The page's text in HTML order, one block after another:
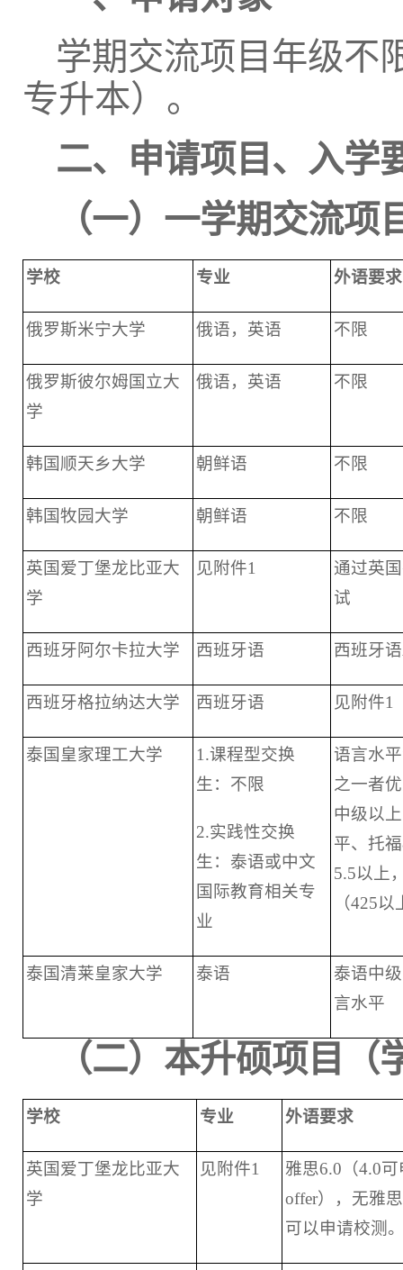
学期交流项目年级不
专升本）。
二、申请项目、入学
（一）一学期交流
学校 专业 外语要求
俄罗斯米宁大学 俄语，英语 不限
俄罗斯彼尔姆国立大
学
俄语，英语 不限
韩国顺天乡大学 朝鲜语 不限
韩国牧园大学 朝鲜语 不限
英国爱丁堡龙比亚大
学
见附件1
通过英
试
西班牙阿尔卡拉大学 西班牙语 西班牙
西班牙格拉纳达大学 西班牙语 见附件1
泰国皇家理工大学
1.课程型交换
生：不限
2.实践性交换
生：泰语或中文
国际教育相关专
业
语言水
之一者
中级以
平、托
5.5以上
（425以
泰国清莱皇家大学 泰语
泰语中
言水平
（二）本升硕项目
学校 专业 外语要求
英国爱丁堡龙比亚大
学
见附件1
雅思6.0（4.0可
offer），无雅
可以申请校测